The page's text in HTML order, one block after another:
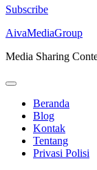
Subscribe
Lompat
konten
Enter)
AivaMediaGroup
Media Sharing
Beranda
Blog
Kontak
Tentang
Privasi Polisi